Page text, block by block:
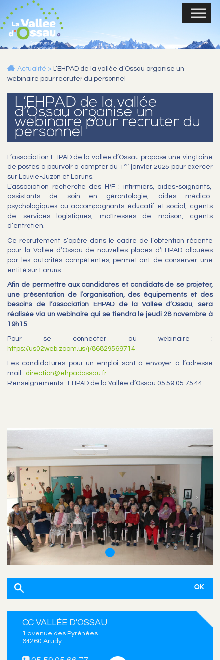
Actualité > L’EHPAD de la vallée d’Ossau organise un
webinaire pour recruter du personnel
L’EHPAD de la vallée
d’Ossau organise un
webinaire pour recruter du
personnel
L’association EHPAD de la vallée d’Ossau propose une vingtaine
de postes à pourvoir à compter du 1 er janvier 2025 pour exercer
sur Louvie-Juzon et Laruns.
L’association recherche des H/F : infirmiers, aides-soignants,
assistants de soin en gérontologie, aides médico-
psychologiques ou accompagnants éducatif et social, agents
de services logistiques, maîtresses de maison, agents
d’entretien.
Ce recrutement s’opère dans le cadre de l’obtention récente
pour la Vallée d’Ossau de nouvelles places d’EHPAD allouées
par les autorités compétentes, permettant de conserver une
entité sur Laruns
Afin de permettre aux candidates et candidats de se projeter,
une présentation de l’organisation, des équipements et des
besoins de l’association EHPAD de la Vallée d’Ossau, sera
réalisée via un webinaire qui se tiendra le jeudi 28 novembre à
19h15.
Pour se connecter au webinaire :
https://us02web.zoom.us/j/86829569714
Les candidatures pour un emploi sont à envoyer à l’adresse
mail : direction@ehpadossau.fr
Renseignements : EHPAD de la Vallée d’Ossau 05 59 05 75 44
CC VALLÉE D'OSSAU
1 avenue des Pyrénées
64260 Arudy